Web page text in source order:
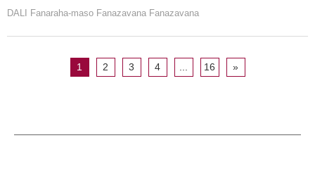
DALI Fanaraha-maso Fanazavana Fanazavana
1 2 3 4 16 »